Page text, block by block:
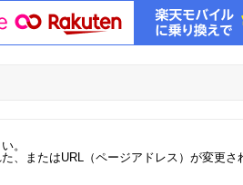
。
、またはURL（ページアドレス）が変更さ